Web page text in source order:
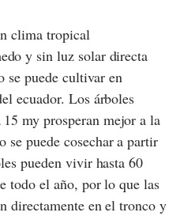
clima tropical
y sin luz solar directa
se puede cultivar en
ecuador. Los árboles
my prosperan mejor a la
se puede cosechar a partir
pueden vivir hasta 60
todo el año, por lo que las
directamente en el tronco y